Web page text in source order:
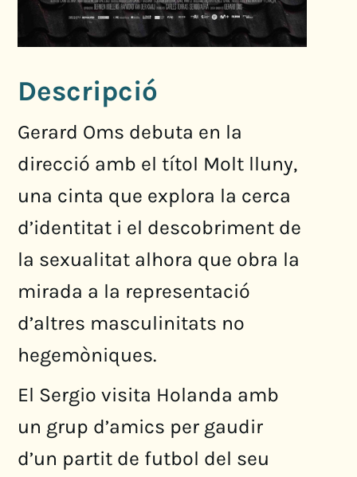
Descripció
Gerard Oms debuta en la
direcció amb el títol Molt lluny,
una cinta que explora la cerca
d’identitat i el descobriment de
la sexualitat alhora que obra la
mirada a la representació
d’altres masculinitats no
hegemòniques.
El Sergio visita Holanda amb
un grup d’amics per gaudir
d’un partit de futbol del seu